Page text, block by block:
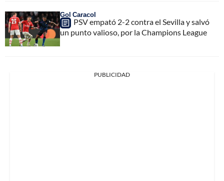
Gol Caracol
PSV empató 2-2 contra el Sevilla y salvó
un punto valioso, por la Champions League
PUBLICIDAD